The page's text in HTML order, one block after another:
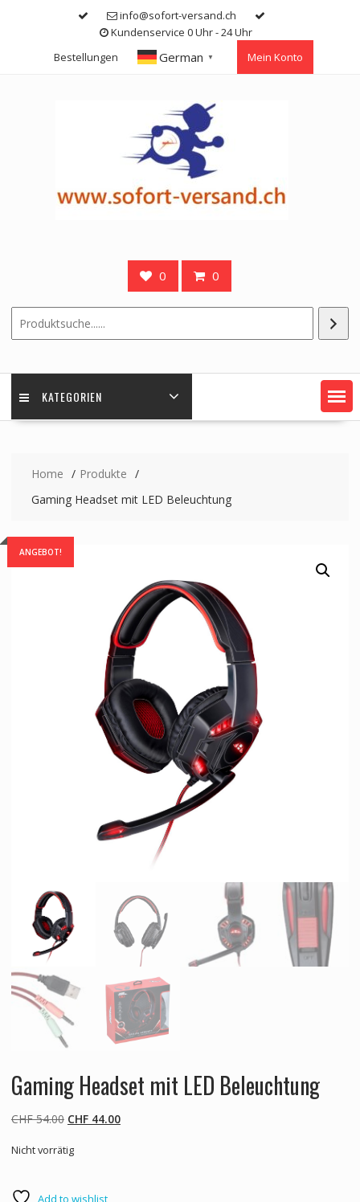
info@sofort-versand.ch
Kundenservice 0 Uhr - 24 Uhr
Bestellungen
German ▼ Mein Konto
0 0
KATEGORIEN
Home
Produkte
Gaming Headset mit LED Beleuchtung
ANGEBOT!
Gaming Headset mit LED Beleuchtung
CHF54.00 Ursprünglicher
war:
CHF44.00Aktueller
Nicht vorrätig
Add to wishlist